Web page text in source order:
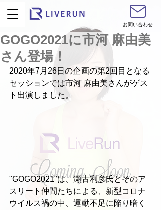
お問い合わせ
GOGO2021に市河 麻由美
さん登場！
2020年7月26日の企画の第2回目となる
セッションでは市河 麻由美さんがゲス
ト出演しました。
"GOGO2021"は、瀬古利彦氏とそのア
スリート仲間たちによる、新型コロナ
ウイルス禍の中、運動不足に陥り暗く